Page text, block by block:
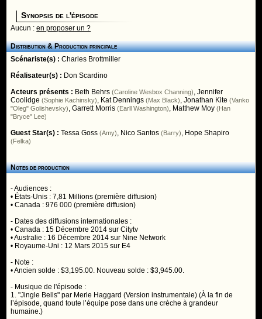
Synopsis de l'épisode
Aucun :en proposer un ?
Distribution & Production principale
Scénariste(s) :Charles Brottmiller
Réalisateur(s) : Don Scardino
Acteurs présents : Beth Behrs (Caroline Wesbox Channing),Jennifer
Coolidge (Sophie Kachinsky), Kat Dennings (Max Black),Jonathan Kite (Vanko
"Oleg" Golishevsky),Garrett Morris (Earll Washington), Matthew Moy (Han
"Bryce" Lee)
Guest Star(s) :Tessa Goss (Amy), Nico Santos (Barry), Hope Shapiro
(Felka)
Notes de production
- Audiences :
• États-Unis : 7,81 Millions (première diffusion)
• Canada : 976 000 (première diffusion)
- Dates des diffusions internationales :
• Canada : 15 Décembre 2014 sur Citytv
• Australie : 16 Décembre 2014 sur Nine Network
• Royaume-Uni : 12 Mars 2015 sur E4
- Note :
• Ancien solde : $3,195.00. Nouveau solde : $3,945.00.
- Musique de l'épisode :
1. "Jingle Bells" par Merle Haggard (Version instrumentale) (À la fin de
l’épisode, quand toute l’équipe pose dans une crèche à grandeur
humaine.)